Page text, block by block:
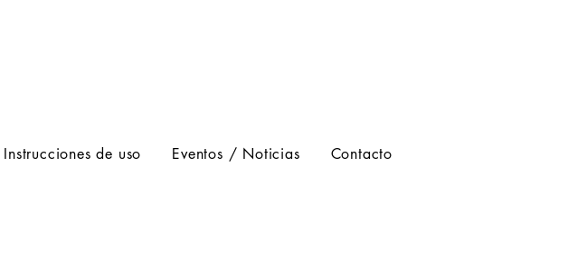
Instrucciones de uso Eventos / Noticias Contacto